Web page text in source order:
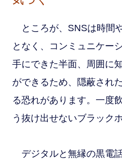
ところが、SNSは時間
となく、コンミュニケー
手にできた半面、周囲に
ができるため、隠蔽され
る恐れがあります。一度
う抜け出せないブラック
デジタルと無縁の黒電